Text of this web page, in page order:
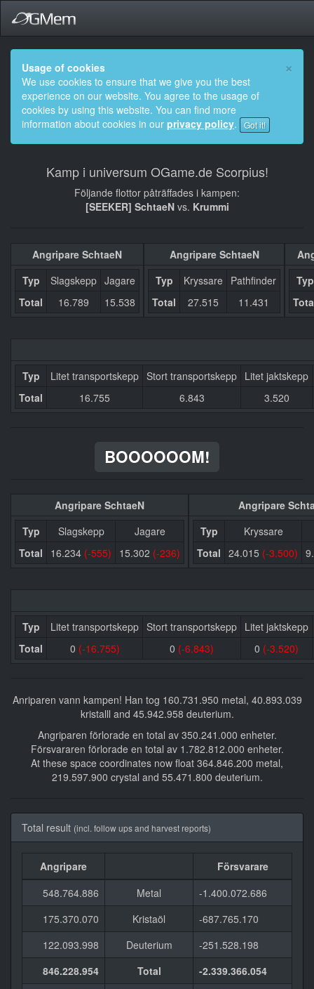
×
Usage of cookies
We use cookies to ensure that we give you the best
experience on our website. You agree to the usage of
cookies by using this website. You can find more
information about cookies in our privacy policy. Got it!
Kamp i universum OGame.de Scorpius!
Följande flottor påträffades i kampen:
[SEEKER] SchtaeNvs. Krummi
Angripare SchtaeN
Typ
Slagskepp Jagare
Total
16.789 15.538
Angripare SchtaeN
Typ
Kryssare
Pathfinder
Total
27.515 11.431
Typ
Typ Litet transportskepp Stort transportskepp Litet jaktskepp
Total
16.755 6.843 3.520
BOOOOOOM!
Angripare SchtaeN
Typ
Slagskepp
Jagare
Total
16.234 (-555) 15.302 (-236)
Angripare
Typ
Kryssare
Total 24.015 (-3.500)
Typ Litet transportskepp Stort transportskepp Litet jaktskepp
Total
0 (-16.755) 0 (-6.843) 0 (-3.520)
Anriparen vann kampen! Han tog 160.731.950 metal, 40.893.039
kristalll and 45.942.958 deuterium.
Angriparen förlorade en total av 350.241.000 enheter.
Försvararen förlorade en total av 1.782.812.000 enheter.
At these space coordinates now float 364.846.200 metal,
219.597.900 crystal and 55.471.800 deuterium.
Total result (incl. follow ups and harvest reports)
Angripare
Försvarare
548.764.886
Metal
-1.400.072.686
175.370.070
Kristaöl
-687.765.170
122.093.998
Deuterium
-251.528.198
846.228.954
Total
-2.339.366.054